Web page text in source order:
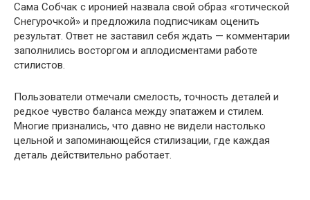
Сама Собчак с иронией назвала свой образ «готической
Снегурочкой» и предложила подписчикам оценить
результат. Ответ не заставил себя ждать — комментарии
заполнились восторгом и аплодисментами работе
стилистов.
Пользователи отмечали смелость, точность деталей и
редкое чувство баланса между эпатажем и стилем.
Многие признались, что давно не видели настолько
цельной и запоминающейся стилизации, где каждая
деталь действительно работает.